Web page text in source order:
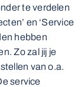
te verdelen
en ‘Service
hebben
Zo zal jij je
van o.a.
service